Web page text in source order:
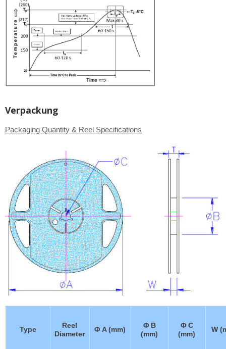
Verpackung
Packaging Quantity & Reel Specifications
Type
Reel
Diameter
Φ A (mm)
Φ B
(mm)
Φ C
(mm)
W